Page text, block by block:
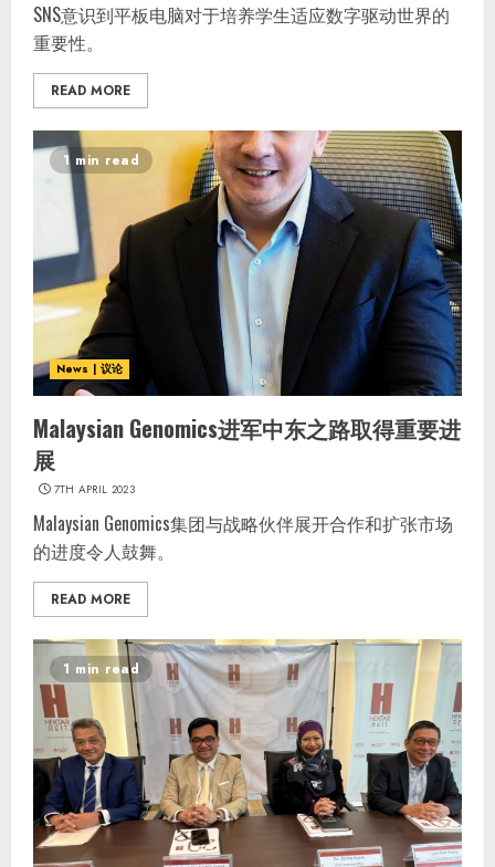
SNS意识到平板电脑对于培养学生适应数字驱动世界的
重要性。
READ MORE
1 min read
News | 议论
Malaysian Genomics进军中东之路取得重要进
展
7TH APRIL 2023
Malaysian Genomics集团与战略伙伴展开合作和扩张市场
的进度令人鼓舞。
READ MORE
1 min read